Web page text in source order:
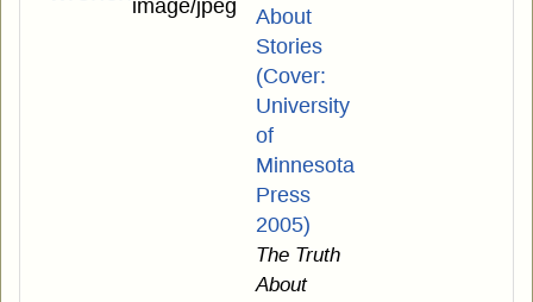
About
Stories
(Cover:
University
of
Minnesota
Press
2005)
The Truth
About